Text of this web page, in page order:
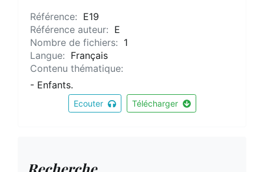
Référence: E19
Référence auteur: E
Nombre de fichiers: 1
Langue: Français
Contenu thématique:
- Enfants.
Ecouter Télécharger